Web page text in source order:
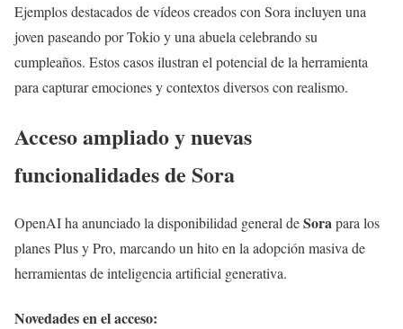
Ejemplos destacados de vídeos creados con Sora incluyen una
joven paseando por Tokio y una abuela celebrando su
cumpleaños. Estos casos ilustran el potencial de la herramienta
para capturar emociones y contextos diversos con realismo.
Acceso ampliado y nuevas
funcionalidades de Sora
OpenAI ha anunciado la disponibilidad general deSorapara los
planes Plus y Pro, marcando un hito en la adopción masiva de
herramientas de inteligencia artificial generativa.
Novedades en el acceso: